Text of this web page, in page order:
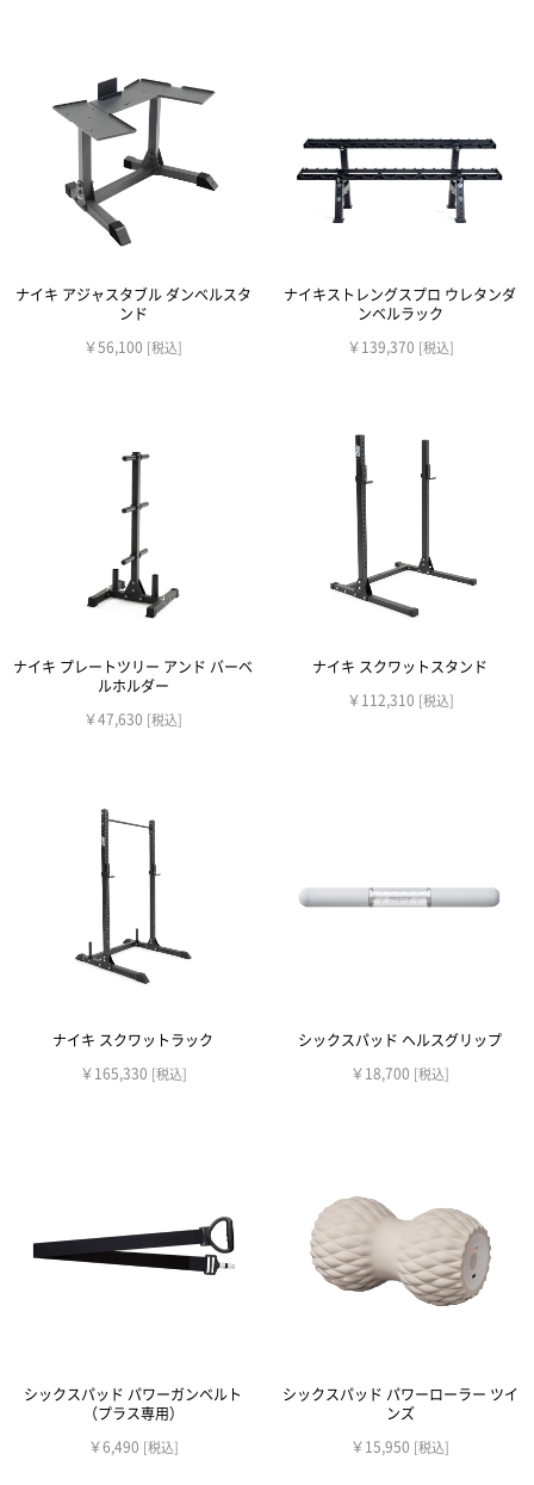
ナイキ アジャスタブル ダンベルスタ
ンド
￥56,100 [税込]
ナイキストレングスプロ ウレタンダ
ンベルラック
￥139,370 [税込]
ナイキ プレートツリー アンド バーベ
ルホルダー
￥47,630 [税込]
ナイキ スクワットスタンド
￥112,310 [税込]
ナイキ スクワットラック
￥165,330 [税込]
シックスパッド ヘルスグリップ
￥18,700 [税込]
シックスパッド パワーガンベルト
（プラス専用）
￥6,490 [税込]
シックスパッド パワーローラー ツイ
ンズ
￥15,950 [税込]